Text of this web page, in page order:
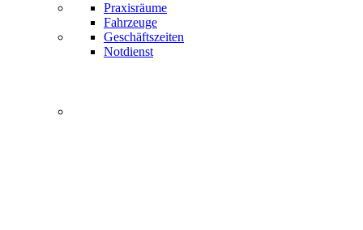
Praxisräume
Fahrzeuge
Geschäftszeiten
Notdienst